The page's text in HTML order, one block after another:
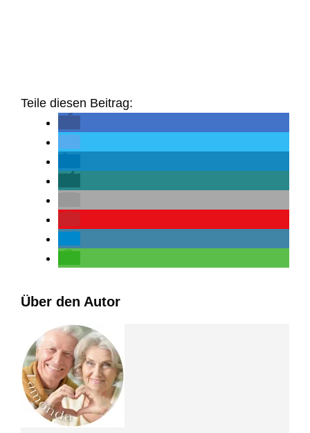
Teile diesen Beitrag:
Über den Autor